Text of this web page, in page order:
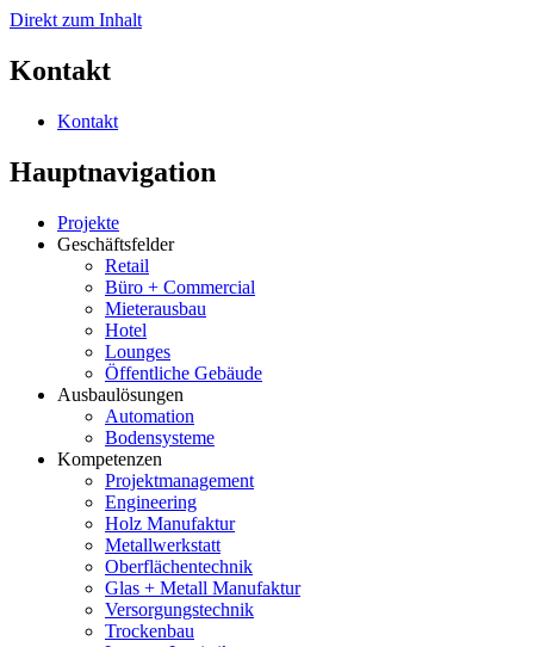
Direkt zum Inhalt
Kontakt
Kontakt
Hauptnavigation
Projekte
Geschäftsfelder
Retail
Büro + Commercial
Mieterausbau
Hotel
Lounges
Öffentliche Gebäude
Ausbaulösungen
Automation
Bodensysteme
Kompetenzen
Projektmanagement
Engineering
Holz Manufaktur
Metallwerkstatt
Oberflächentechnik
Glas + Metall Manufaktur
Versorgungstechnik
Trockenbau